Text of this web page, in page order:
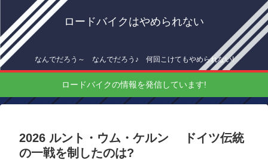
ロードバイクはやめられない
なんでだろう～ なんでだろう♪ 何回こけてもやめられない!
ロードバイクの情報を発信しています!
2026 ルント・ウム・ケルン ドイツ伝統
の一戦を制したのは?